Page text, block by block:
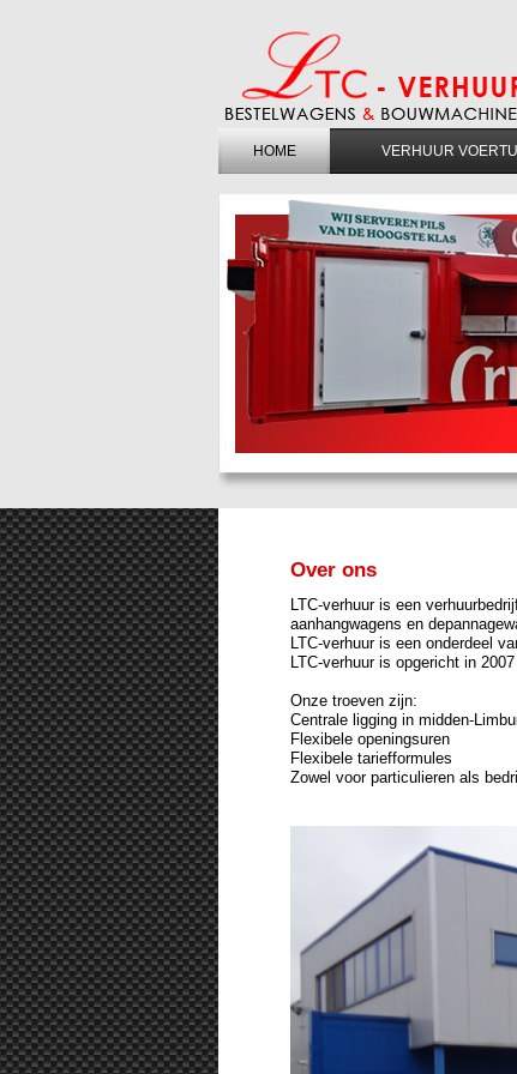
HOME VERHUUR
Over ons
LTC-verhuur is een
aanhangwagens en
LTC-verhuur is een onderdeel
LTC-verhuur is opgericht in
Onze troeven zijn:
Centrale ligging in midden-
Flexibele openingsuren
Flexibele tariefformules
Zowel voor particulieren als